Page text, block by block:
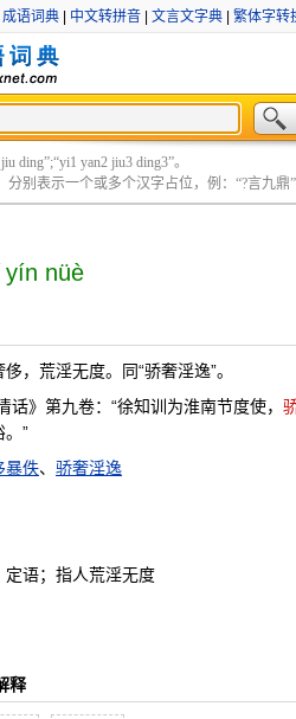
成语词典 中文转拼音 文言文字典 繁体字转
ding”;“yi1 yan2 jiu3 ding3”。
别表示一个或多个汉字占位，例：“?言九鼎”
yín nüè
，荒淫无度。同“骄奢淫逸”。
话》第九卷：“徐知训为淮南节度使，
”
暴佚、 骄奢淫逸
定语；指人荒淫无度
释